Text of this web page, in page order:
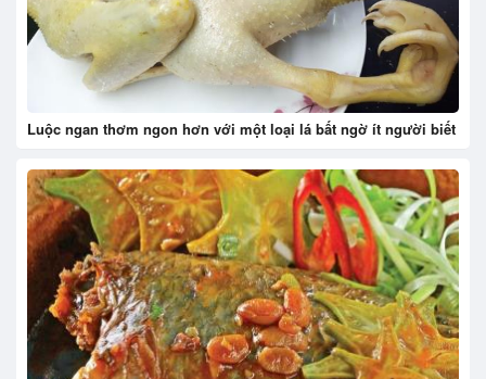
Luộc ngan thơm ngon hơn với một loại lá bất ngờ ít người biết